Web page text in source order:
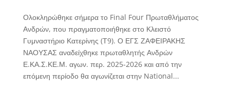
Ολοκληρώθηκε σήμερα το Final Four Πρωταθλήματος
Ανδρών, που πραγματοποιήθηκε στο Κλειστό
Γυμναστήριο Κατερίνης (Τ9). Ο ΕΓΣ ΖΑΦΕΙΡΑΚΗΣ
ΝΑΟΥΣΑΣ αναδείχθηκε πρωταθλητής Ανδρών
Ε.ΚΑ.Σ.ΚΕ.Μ. αγων. περ. 2025-2026 και από την
επόμενη περίοδο θα αγωνίζεται στην National...